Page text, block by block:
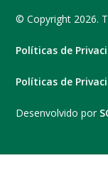
© Copyright 2026.
Políticas de
Políticas de
Desenvolvido por